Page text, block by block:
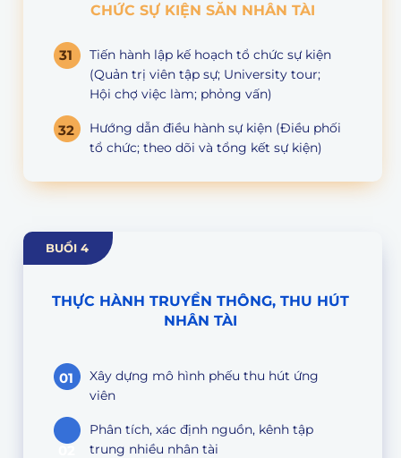
BUỔI 4
THỰC HÀNH TRUYỀN THÔNG, THU HÚT
NHÂN TÀI
Xây dựng mô hình phếu thu hút ứng
viên
Phân tích, xác định nguồn, kênh tập
trung nhiều nhân tài
01
CHỨC SỰ KIỆN SĂN NHÂN TÀI
Tiến hành lập kế hoạch tổ chức sự kiện
(Quản trị viên tập sự; University tour;
Hội chợ việc làm; phỏng vấn)
Hướng dẫn điều hành sự kiện (Điều phối
tổ chức; theo dõi và tổng kết sự kiện)
31
32